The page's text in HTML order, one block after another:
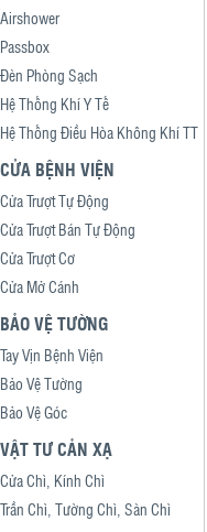
Airshower
Passbox
Đèn Phòng Sạch
Hệ Thống Khí Y Tế
Hệ Thống Điều Hòa Không Khí TT
CỬA BỆNH VIỆN
Cửa Trượt Tự Động
Cửa Trượt Bán Tự Động
Cửa Trượt Cơ
Cửa Mở Cánh
BẢO VỆ TƯỜNG
Tay Vịn Bệnh Viện
Bảo Vệ Tường
Bảo Vệ Góc
VẬT TƯ CẢN XẠ
Cửa Chì, Kính Chì
Trần Chì, Tường Chì, Sàn Chì